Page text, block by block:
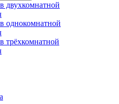
двухкомнатной
однокомнатной
трёхкомнатной